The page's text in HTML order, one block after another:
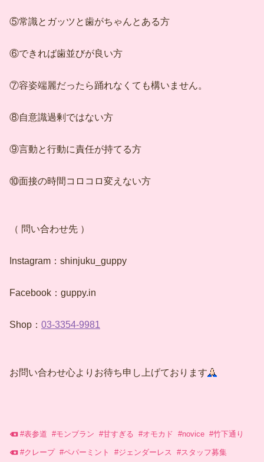
⑤常識とガッツと歯がちゃんとある方
⑥できれば歯並びが良い方
⑦容姿端麗だったら踊れなくても構いません。
⑧自意識過剰ではない方
⑨言動と行動に責任が持てる方
⑩面接の時間コロコロ変えない方
（ 問い合わせ先 ）
Instagram：shinjuku_guppy
Facebook：guppy.in
Shop： 03-3354-9981
お問い合わせ心よりお待ち申し上げております
#表参道 #モンブラン #甘すぎる #オモカド #novice #竹下通り
#クレープ #ペパーミント #ジェンダーレス #スタッフ募集